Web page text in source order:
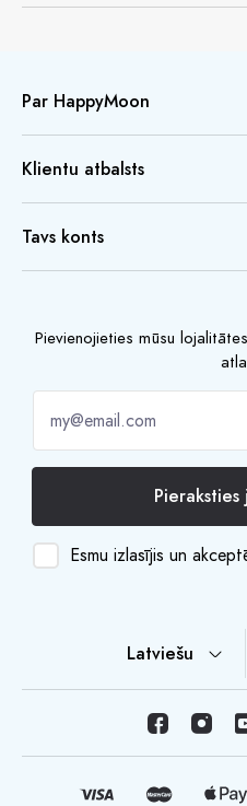
Par HappyMoon
Klientu atbalsts
Tavs konts
Pievienojieties mūsu
Pieraksties
Esmu izlasījis un
Latviešu